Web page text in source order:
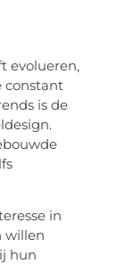
evolueren,
constant
is de
in
willen
hun